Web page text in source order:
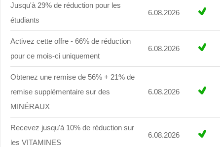
Jusqu'à 29% de réduction pour les
étudiants
6.08.2026
Activez cette offre - 66% de réduction
pour ce mois-ci uniquement
6.08.2026
Obtenez une remise de 56% + 21% de
remise supplémentaire sur des
MINÉRAUX
6.08.2026
Recevez jusqu'à 10% de réduction sur
les VITAMINES
6.08.2026